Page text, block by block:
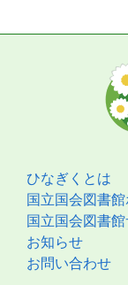
ひなぎくとは
国立国会図書
国立国会図書
お知らせ
お問い合わせ